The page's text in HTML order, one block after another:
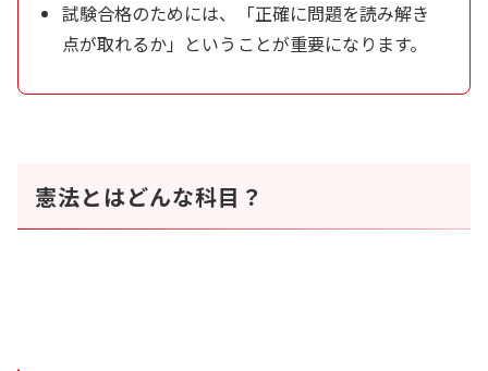
試験合格のためには、「正確に問題を読み解き
点が取れるか」ということが重要になります。
憲法とはどんな科目？